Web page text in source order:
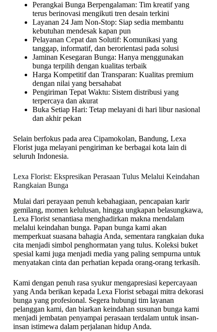
Perangkai Bunga Berpengalaman: Tim kreatif yang
terus berinovasi mengikuti tren desain terkini
Layanan 24 Jam Non-Stop: Siap sedia membantu
kebutuhan mendesak kapan pun
Pelayanan Cepat dan Solutif: Komunikasi yang
tanggap, informatif, dan berorientasi pada solusi
Jaminan Kesegaran Bunga: Hanya menggunakan
bunga terpilih dengan kualitas terbaik
Harga Kompetitif dan Transparan: Kualitas premium
dengan nilai yang bersahabat
Pengiriman Tepat Waktu: Sistem distribusi yang
terpercaya dan akurat
Buka Setiap Hari: Tetap melayani di hari libur nasional
dan akhir pekan
Selain berfokus pada area Cipamokolan, Bandung, Lexa
Florist juga melayani pengiriman ke berbagai kota lain di
seluruh Indonesia.
Lexa Florist: Ekspresikan Perasaan Tulus Melalui Keindahan
Rangkaian Bunga
Mulai dari perayaan penuh kebahagiaan, pencapaian karir
gemilang, momen kelulusan, hingga ungkapan belasungkawa,
Lexa Florist senantiasa menghadirkan makna mendalam
melalui keindahan bunga. Papan bunga kami akan
memperkuat suasana bahagia Anda, sementara rangkaian duka
cita menjadi simbol penghormatan yang tulus. Koleksi buket
spesial kami juga menjadi media yang paling sempurna untuk
menyatakan cinta dan perhatian kepada orang-orang terkasih.
Kami dengan penuh rasa syukur mengapresiasi kepercayaan
yang Anda berikan kepada Lexa Florist sebagai mitra dekorasi
bunga yang profesional. Segera hubungi tim layanan
pelanggan kami, dan biarkan keindahan susunan bunga kami
menjadi jembatan penyampai perasaan terdalam untuk insan-
insan istimewa dalam perjalanan hidup Anda.